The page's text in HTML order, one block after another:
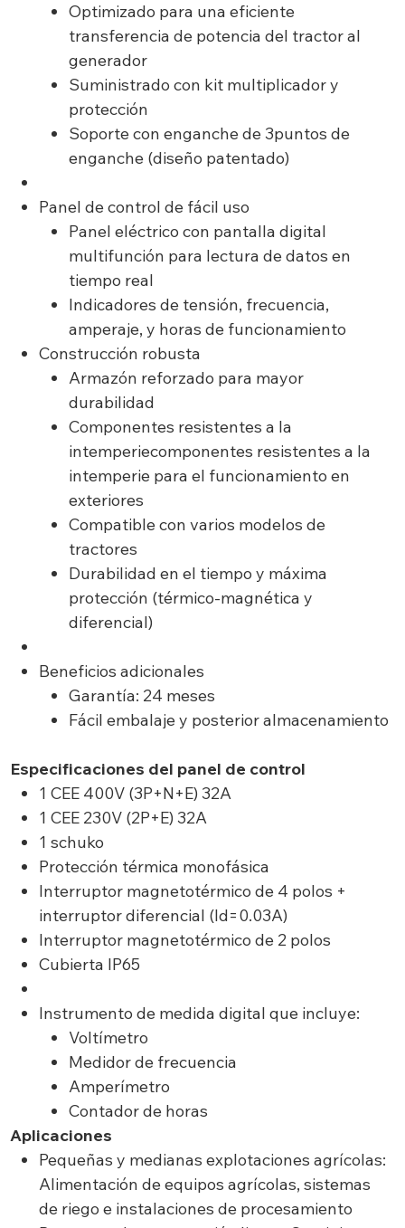
Optimizado para una eficiente
transferencia de potencia del tractor al
generador
Suministrado con kit multiplicador y
protección
Soporte con enganche de 3puntos de
enganche (diseño patentado)
Panel de control de fácil uso
Panel eléctrico con pantalla digital
multifunción para lectura de datos en
tiempo real
Indicadores de tensión, frecuencia,
amperaje, y horas de funcionamiento
Construcción robusta
Armazón reforzado para mayor
durabilidad
Componentes resistentes a la
intemperiecomponentes resistentes a la
intemperie para el funcionamiento en
exteriores
Compatible con varios modelos de
tractores
Durabilidad en el tiempo y máxima
protección (térmico-magnética y
diferencial)
Beneficios adicionales
Garantía: 24 meses
Fácil embalaje y posterior almacenamiento
Especificaciones del panel de control
1 CEE 400V (3P+N+E) 32A
1 CEE 230V (2P+E) 32A
1 schuko
Protección térmica monofásica
Interruptor magnetotérmico de 4 polos +
interruptor diferencial (Id=0.03A)
Interruptor magnetotérmico de 2 polos
Cubierta IP65
Instrumento de medida digital que incluye:
Voltímetro
Medidor de frecuencia
Amperímetro
Contador de horas
Aplicaciones
Pequeñas y medianas explotaciones agrícolas:
Alimentación de equipos agrícolas, sistemas
de riego e instalaciones de procesamiento